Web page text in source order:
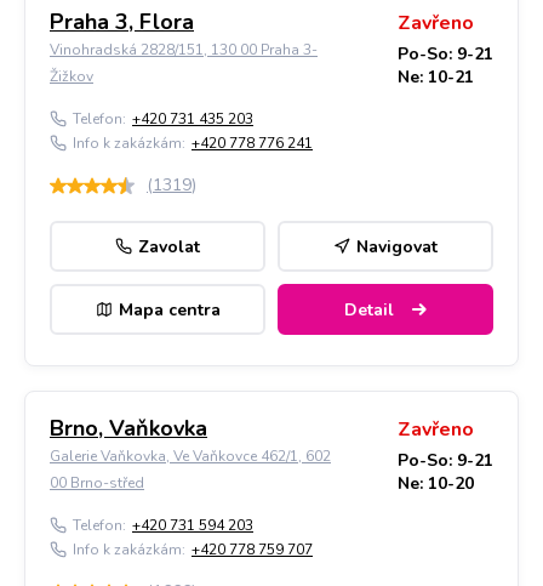
Praha 3, Flora
Vinohradská 2828/151, 130 00 Praha 3-
Žižkov
Zavřeno
Po-So: 9-21
Ne: 10-21
Telefon: +420 731 435 203
Info k zakázkám: +420 778 776 241
(1319)
Zavolat Navigovat
Mapa centra Detail
Brno, Vaňkovka
Galerie Vaňkovka, Ve Vaňkovce 462/1, 602
00 Brno-střed
Zavřeno
Po-So: 9-21
Ne: 10-20
Telefon: +420 731 594 203
Info k zakázkám: +420 778 759 707